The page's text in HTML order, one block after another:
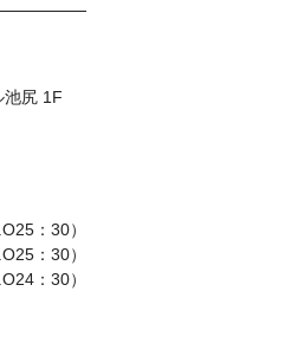
池尻 1F
：30）
：30）
：30）